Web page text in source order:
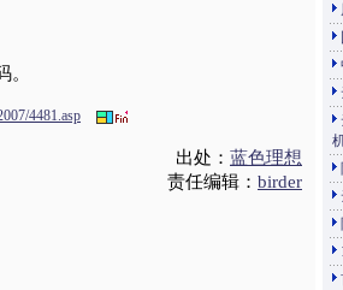
。
4481.asp
出处： 蓝色理想
责任编辑： birder